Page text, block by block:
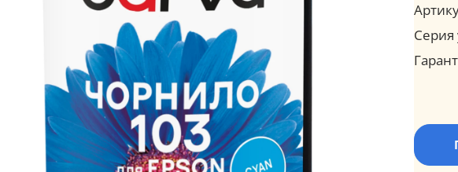
Серия